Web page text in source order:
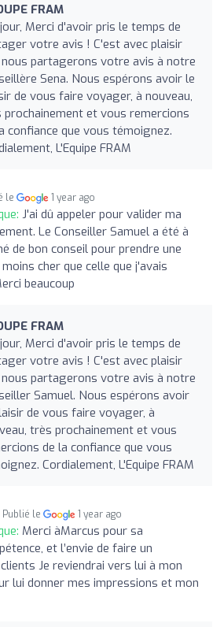
FRAM
Merci d'avoir pris le temps de
votre avis ! C'est avec plaisir
nous partagerons votre avis à notre
Sena. Nous espérons avoir le
de vous faire voyager, à nouveau,
prochainement et vous remercions
confiance que vous témoignez.
L'Equipe FRAM
le 1 year ago
J'ai dû appeler pour valider ma
Le Conseiller Samuel a été à
de bon conseil pour prendre une
cher que celle que j'avais
beaucoup
FRAM
Merci d'avoir pris le temps de
votre avis ! C'est avec plaisir
nous partagerons votre avis à notre
Samuel. Nous espérons avoir
de vous faire voyager, à
très prochainement et vous
de la confiance que vous
Cordialement, L'Equipe FRAM
Publié le 1 year ago
Merci àMarcus pour sa
et l’envie de faire un
Je reviendrai vers lui à mon
lui donner mes impressions et mon